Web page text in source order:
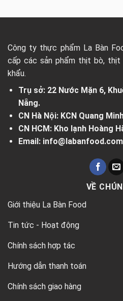
Công ty thực phẩm La Bàn
cấp các sản phẩm thịt bò, thịt
khẩu.
Trụ sở: 22 Nước Mặn 6,
Nẵng.
CN Hà Nội: KCN Quang
CN HCM: Kho lạnh Hoàng
Email: info@labanfood.com
VỀ
Giới thiệu La Bàn Food
Tin tức - Hoạt động
Chính sách hợp tác
Hướng dẫn thanh toán
Chính sách giao hàng